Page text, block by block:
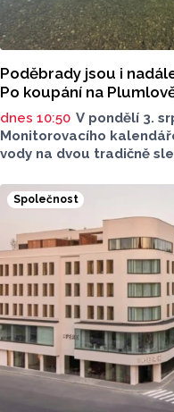
Poděbrady jsou i
Po koupání na
dnes 10:50 V pondělí 3.
Monitorovacího
vody na dvou tradičně
(VN Plumlov) a v
Poděbrady). Monitoring
hygienickou stanicí
ve spolupráci se
Centrem hygienických
Společnost